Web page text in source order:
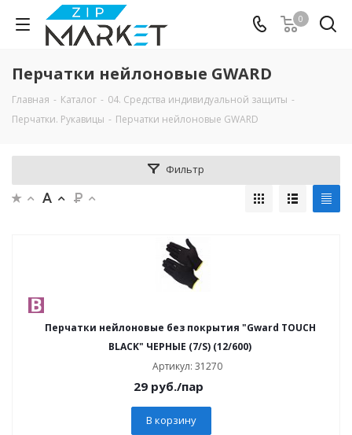
0
Перчатки нейлоновые GWARD
Главная - Каталог - 04. Средства индивидуальной защиты -
Перчатки. Рукавицы - Перчатки нейлоновые GWARD
Фильтр
Перчатки нейлоновые без покрытия "Gward TOUCH
BLACK" ЧЕРНЫЕ (7/S) (12/600)
Артикул: 31270
29руб./пар
В корзину